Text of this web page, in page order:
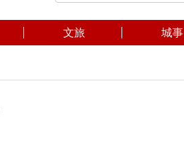
文旅 城事